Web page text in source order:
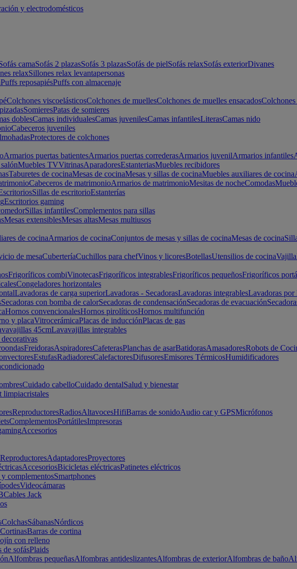
camaSofás 2 plazasSofás 3 plazasSofás de pielSofás relaxSofás exteriorDivanes
relaxSillones relax levantapersonas
Puffs reposapiésPuffs con almacenaje
Colchones viscoelásticosColchones de muellesColchones de muelles ensacados
SomieresPatas de somieres
doblesCamas individualesCamas juvenilesCamas infantilesLiterasCamas nido
Cabeceros juveniles
Protectores de colchones
Armarios puertas batientesArmarios puertas correderasArmarios juvenilArmarios infantiles
Muebles TVVitrinasAparadoresEstanteriasMuebles recibidores
Taburetes de cocinaMesas de cocinaMesas y sillas de cocinaMuebles auxiliares de cocina
Cabeceros de matrimonioArmarios de matrimonioMesitas de nocheComodas
Sillas de escritorioEstanterías
Escritorios gaming
Sillas infantilesComplementos para sillas
Mesas extensiblesMesas altasMesas multiusos
de cocinaArmarios de cocinaConjuntos de mesas y sillas de cocinaMesas de cocina
de mesaCuberteríaCuchillos para chefVinos y licoresBotellasUtensilios de cocinaVajilla
Frigoríficos combiVinotecasFrigoríficos integrablesFrigoríficos pequeñosFrigoríficos
Congeladores horizontales
Lavadoras de carga superiorLavadoras - SecadorasLavadoras integrablesLavadoras por
Secadoras con bomba de calorSecadoras de condensaciónSecadoras de evacuación
Hornos convencionalesHornos pirolíticosHornos multifunción
y placaVitrocerámicaPlacas de inducciónPlacas de gas
45cmLavavajillas integrables
FreidorasAspiradoresCafeterasPlanchas de asarBatidorasAmasadoresRobots de
EstufasRadiadoresCalefactoresDifusoresEmisores TérmicosHumidificadores
Cuidado cabelloCuidado dentalSalud y bienestar
limpiacristales
ReproductoresRadiosAltavocesHifiBarras de sonidoAudio car y GPSMicrófonos
ComplementosPortátilesImpresoras
Accesorios
ReproductoresAdaptadoresProyectores
AccesoriosBicicletas eléctricasPatinetes eléctricos
y complementosSmartphones
Videocámaras
Cables Jack
ColchasSábanasNórdicos
CortinasBarras de cortina
con relleno
de sofásPlaids
Alfombras pequeñasAlfombras antideslizantesAlfombras de exteriorAlfombras de baño